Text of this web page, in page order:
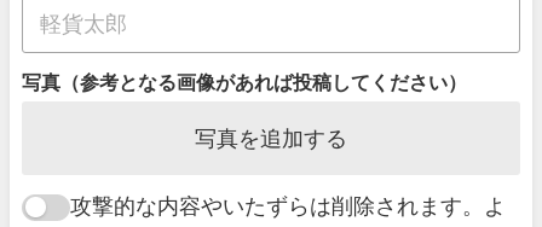
写真（参考となる画像があれば投稿してください）
写真を追加する
攻撃的な内容やいたずらは削除されます。よ